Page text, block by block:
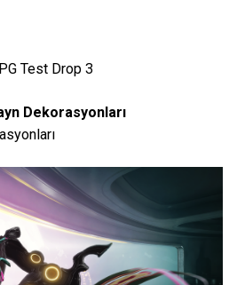
Dekorasyonları